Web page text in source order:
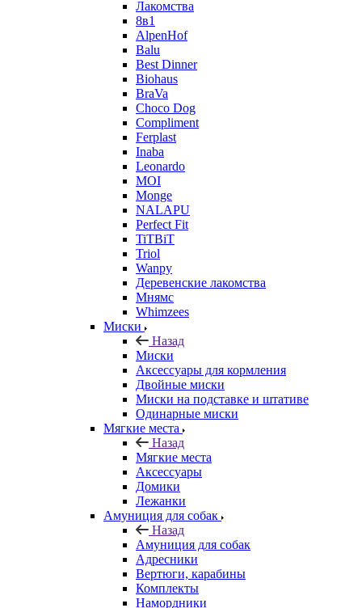
Лакомства
8в1
AlpenHof
Balu
Best Dinner
Biohaus
BraVa
Choco Dog
Compliment
Ferplast
Inaba
Leonardo
MOI
Monge
NALAPU
Perfect Fit
TiTBiT
Triol
Wanpy
Деревенские лакомства
Мнямс
Whimzees
Миски
Назад
Миски
Аксессуары для кормления
Двойные миски
Миски на подставке и штативе
Одинарные миски
Мягкие места
Назад
Мягкие места
Аксессуары
Домики
Лежанки
Амуниция для собак
Назад
Амуниция для собак
Адресники
Вертюги, карабины
Комплекты
Намордники